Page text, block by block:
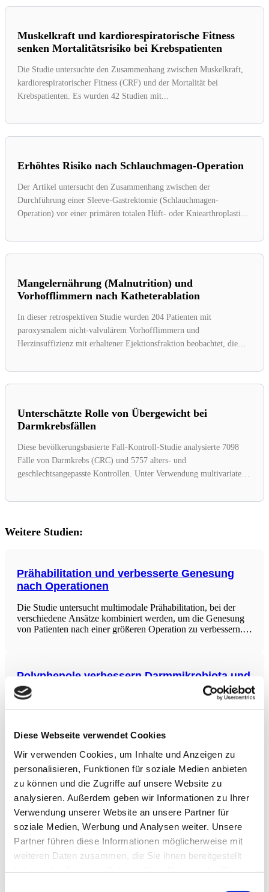
Diese Webseite verwendet Cookies
Wir verwenden Cookies, um Inhalte und Anzeigen zu
personalisieren, Funktionen für soziale Medien anbieten
zu können und die Zugriffe auf unsere Website zu
analysieren. Außerdem geben wir Informationen zu Ihrer
Verwendung unserer Website an unsere Partner für
soziale Medien, Werbung und Analysen weiter. Unsere
Partner führen diese Informationen möglicherweise mit
weiteren Daten zusammen, die Sie ihnen bereitgestellt
Muskelkraft und kardiorespiratorische Fitness
senken Mortalitätsrisiko bei Krebspatienten
Die Studie untersuchte den Zusammenhang zwischen Muskelkraft,
kardiorespiratorischer Fitness (CRF) und der Mortalität bei
Krebspatienten. Es wurden 42 Studien mit...
Erhöhtes Risiko nach Schlauchmagen-Operation
Der Artikel untersucht den Zusammenhang zwischen der
Durchführung einer Sleeve-Gastrektomie (Schlauchmagen-
Operation) vor einer primären totalen Hüft- oder Kniearthroplastik
Mangelernährung (Malnutrition) und
Vorhofflimmern nach Katheterablation
In dieser retrospektiven Studie wurden 204 Patienten mit
paroxysmalem nicht-valvulärem Vorhofflimmern und
Herzinsuffizienz mit erhaltener Ejektionsfraktion beobachtet, die
Unterschätzte Rolle von Übergewicht bei
Darmkrebsfällen
Diese bevölkerungsbasierte Fall-Kontroll-Studie analysierte 7098
Fälle von Darmkrebs (CRC) und 5757 alters- und
geschlechtsangepasste Kontrollen. Unter Verwendung multivariater
Weitere Studien:
Prähabilitation und verbesserte Genesung
nach Operationen
Die Studie untersucht multimodale Prähabilitation, bei der
verschiedene Ansätze kombiniert werden, um die Genesung
von Patienten nach einer größeren Operation zu verbessern.
Polyphenole verbessern Darmmikrobiota und
senken Entzündungsmarker
Die Metaanalyse fasst Daten aus mehreren randomisierten
von Polyphenolen auf die Zusammensetzung der
(SCFAs) sowie Entzündungsparameter bei Menschen mit
Übergewicht oder Adipositas. Bei einer durchschnittlichen
täglichen Aufnahme von
Mediterrane Diät und adipositasbedingte
Krebserkrankungen
Diese prospektive Kohortenstudie analysierte Daten aus der
European Prospective Investigation Into Cancer and Nutrition
(EPIC) Studie, die von 1992 bis 2000 Teilnehmer im Alter
von 35 bis 70 Jahren aus 10 europäischen Ländern rekrutierte.
Die Forscher untersuchten den Zusammenhang zwischen